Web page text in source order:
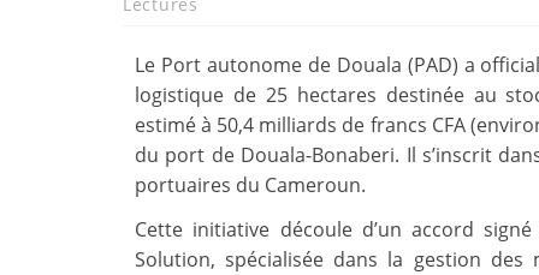
Le Port autonome de Douala (PAD) a
logistique de 25 hectares destinée au
estimé à 50,4 milliards de francs CFA
du port de Douala-Bonaberi. Il s’inscrit
portuaires du Cameroun.
Cette initiative découle d’un accord
Solution, spécialisée dans la gestion